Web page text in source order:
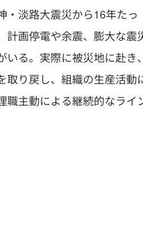
・淡路大震災から16年たっ
計画停電や余震、膨大な震
いる。実際に被災地に赴き
取り戻し、組織の生産活動
職主動による継続的なライ